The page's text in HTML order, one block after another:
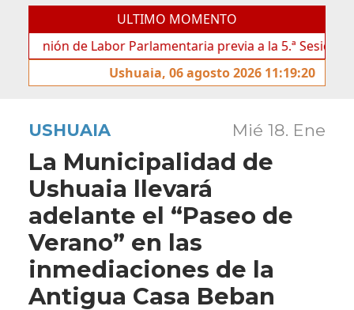
ULTIMO MOMENTO
de Labor Parlamentaria previa a la 5.ª Sesión Ordinaria
Ushuaia, 06 agosto 2026 11:19:20
USHUAIA Mié 18. Ene
La Municipalidad de
Ushuaia llevará
adelante el “Paseo de
Verano” en las
inmediaciones de la
Antigua Casa Beban